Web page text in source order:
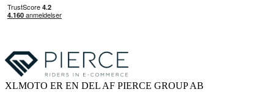
XLMOTO ER EN DEL AF PIERCE GROUP AB